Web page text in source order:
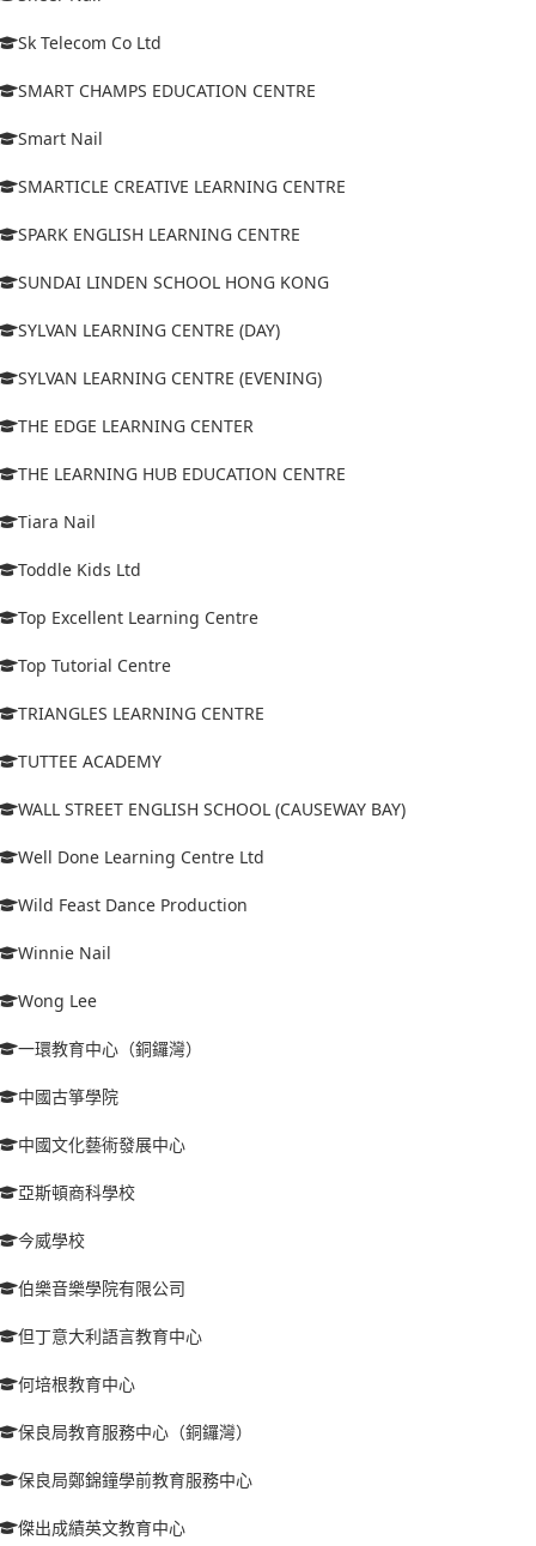
Sk Telecom Co Ltd
SMART CHAMPS EDUCATION CENTRE
Smart Nail
SMARTICLE CREATIVE LEARNING CENTRE
SPARK ENGLISH LEARNING CENTRE
SUNDAI LINDEN SCHOOL HONG KONG
SYLVAN LEARNING CENTRE (DAY)
SYLVAN LEARNING CENTRE (EVENING)
THE EDGE LEARNING CENTER
THE LEARNING HUB EDUCATION CENTRE
Tiara Nail
Toddle Kids Ltd
Top Excellent Learning Centre
Top Tutorial Centre
TRIANGLES LEARNING CENTRE
TUTTEE ACADEMY
WALL STREET ENGLISH SCHOOL (CAUSEWAY BAY)
Well Done Learning Centre Ltd
Wild Feast Dance Production
Winnie Nail
Wong Lee
一環教育中心（銅鑼灣）
中國古箏學院
中國文化藝術發展中心
亞斯頓商科學校
今威學校
伯樂音樂學院有限公司
但丁意大利語言教育中心
何培根教育中心
保良局教育服務中心（銅鑼灣）
保良局鄭錦鐘學前教育服務中心
傑出成績英文教育中心